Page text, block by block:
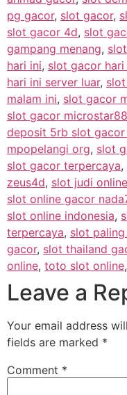
pg gacor, slot gacor,
slot gacor 4d, slot
gampang menang,
hari ini, slot gacor
hari ini server luar,
malam ini, slot gacor
slot gacor
deposit 5rb slot
mpopelangi org, slot
slot gacor terpercaya,
zeus4d, slot judi online
slot online gacor
slot online indonesia,
terpercaya, slot
gacor, slot thailand
online, toto slot online,
Leave a
Your email address
fields are marked *
Comment *